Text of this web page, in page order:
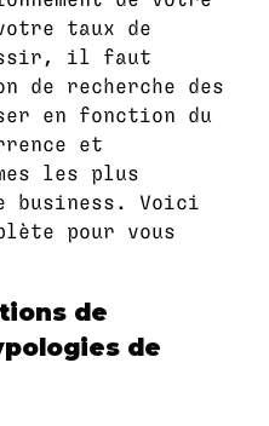
taux de
il faut
de recherche des
en fonction du
et
les plus
business. Voici
pour vous
de
de